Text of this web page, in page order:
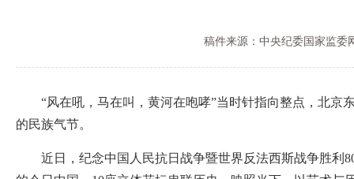
稿件来源：中央纪委国家监委
“风在吼，马在叫，黄河在咆哮”当时针指向整点，北京
的民族气节。
近日，纪念中国人民抗日战争暨世界反法西斯战争胜利